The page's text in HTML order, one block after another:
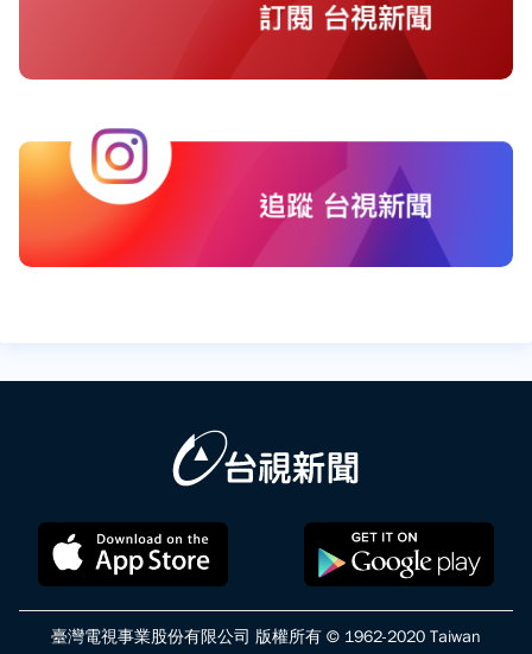
臺灣電視事業股份有限公司 版權所有 © 1962-2020 Taiwan